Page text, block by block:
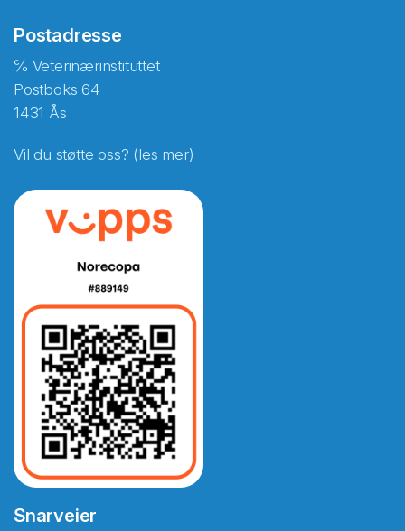
Postadresse
℅ Veterinærinstituttet
Postboks 64
1431 Ås
Vil du støtte oss? (les mer)
Snarveier